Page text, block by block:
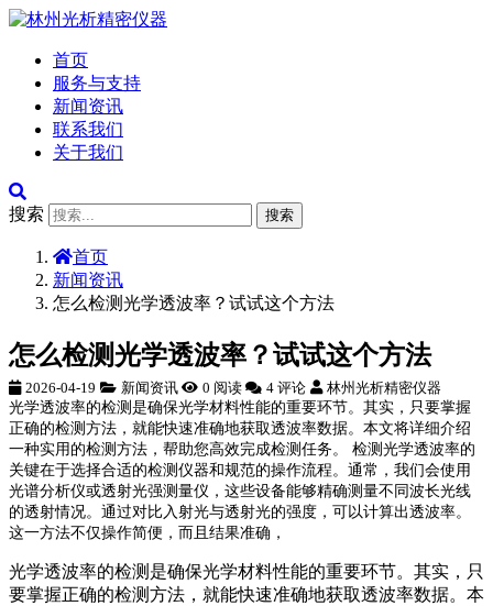
首页
服务与支持
新闻资讯
联系我们
关于我们
搜索 搜索
首页
新闻资讯
怎么检测光学透波率？试试这个方法
怎么检测光学透波率？试试这个方法
2026-04-19 新闻资讯 0 阅读 4 评论 林州光析精密仪器
光学透波率的检测是确保光学材料性能的重要环节。其实，只要掌握
正确的检测方法，就能快速准确地获取透波率数据。本文将详细介绍
一种实用的检测方法，帮助您高效完成检测任务。 检测光学透波率的
关键在于选择合适的检测仪器和规范的操作流程。通常，我们会使用
光谱分析仪或透射光强测量仪，这些设备能够精确测量不同波长光线
的透射情况。通过对比入射光与透射光的强度，可以计算出透波率。
这一方法不仅操作简便，而且结果准确，
光学透波率的检测是确保光学材料性能的重要环节。其实，只
要掌握正确的检测方法，就能快速准确地获取透波率数据。本